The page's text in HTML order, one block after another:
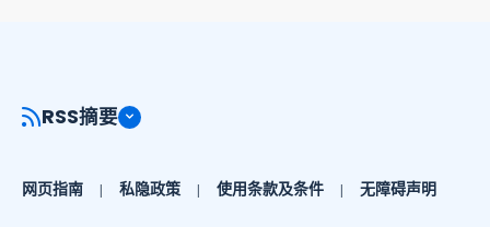
RSS摘要
网页指南 私隐政策 使用条款及条件 无障碍声明